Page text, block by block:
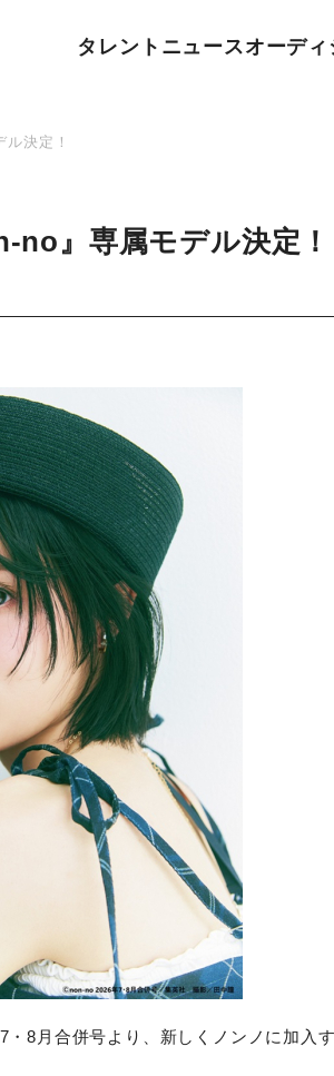
タレント ニュースオーディ
決定！
』専属モデル決定！
8月合併号より、新しくノンノに加入